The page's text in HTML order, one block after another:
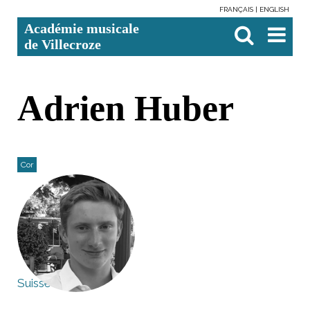
contenu.
Aller
à
personnels
FRANÇAIS ENGLISH
Académie musicale
de Villecroze

avancée…
Adrien Huber
Cor
Suisse